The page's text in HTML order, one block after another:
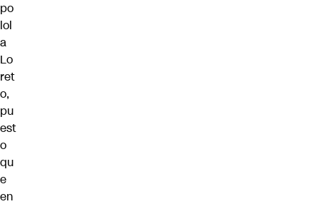
po
lol
a
Lo
ret
o,
pu
est
o
qu
e
en